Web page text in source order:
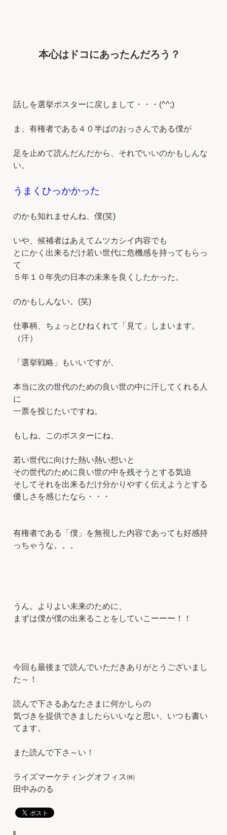
本心はドコにあったんだろう？
話しを選挙ポスターに戻しまして・・・(^^;)
ま、有権者である４０半ばのおっさんである僕が
足を止めて読んだんだから、それでいいのかもしんな
い。
うまくひっかかった
のかも知れませんね、僕(笑)
いや、候補者はあえてムツカシイ内容でも
とにかく出来るだけ若い世代に危機感を持ってもらっ
て
５年１０年先の日本の未来を良くしたかった。
のかもしんない。(笑)
仕事柄、ちょっとひねくれて「見て」しまいます。
（汗）
「選挙戦略」もいいですが、
本当に次の世代のための良い世の中に汗してくれる人
に
一票を投じたいですね。
もしね、このポスターにね、
若い世代に向けた熱い熱い想いと
その世代のために良い世の中を残そうとする気迫
そしてそれを出来るだけ分かりやすく伝えようとする
優しさを感じたなら・・・
有権者である「僕」を無視した内容であっても好感持
っちゃうな。。。
うん。よりよい未来のために、
まずは僕が僕の出来ることをしていこーーー！！
今回も最後まで読んでいただきありがとうございまし
た～！
読んで下さるあなたさまに何かしらの
気づきを提供できましたらいいなと思い、いつも書い
てます。
また読んで下さ～い！
ライズマーケティングオフィス㈱
田中みのる